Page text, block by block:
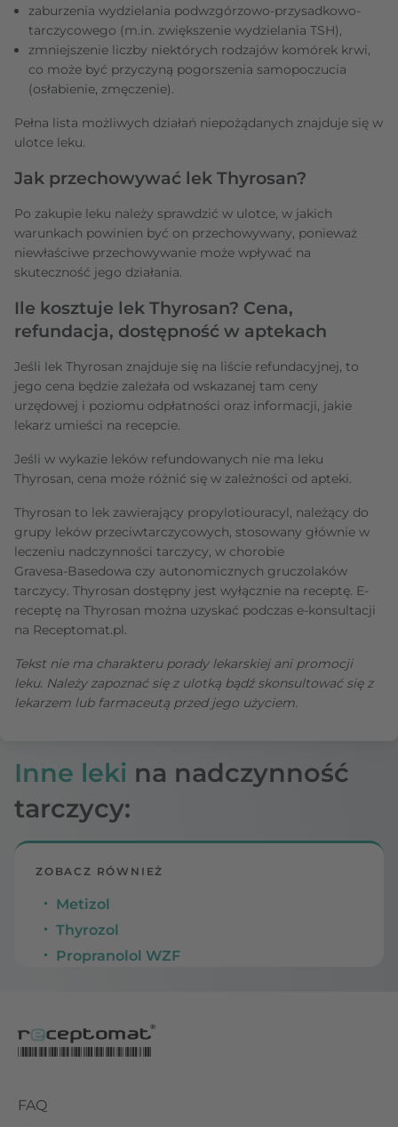
zaburzenia wydzielania podwzgórzowo-przysadkowo-
tarczycowego (m.in. zwiększenie wydzielania TSH),
zmniejszenie liczby niektórych rodzajów komórek krwi,
co może być przyczyną pogorszenia samopoczucia
(osłabienie, zmęczenie).
Pełna lista możliwych działań niepożądanych znajduje się w
ulotce leku.
Jak przechowywać lek Thyrosan?
Po zakupie leku należy sprawdzić w ulotce, w jakich
warunkach powinien być on przechowywany, ponieważ
niewłaściwe przechowywanie może wpływać na
skuteczność jego działania.
Ile kosztuje lek Thyrosan? Cena,
refundacja, dostępność w aptekach
Jeśli lek Thyrosan znajduje się na liście refundacyjnej, to
jego cena będzie zależała od wskazanej tam ceny
urzędowej i poziomu odpłatności oraz informacji, jakie
lekarz umieści na recepcie.
Jeśli w wykazie leków refundowanych nie ma leku
Thyrosan, cena może różnić się w zależności od apteki.
Thyrosan to lek zawierający propylotiouracyl, należący do
grupy leków przeciwtarczycowych, stosowany głównie w
leczeniu nadczynności tarczycy, w chorobie
Gravesa‑Basedowa czy autonomicznych gruczolaków
tarczycy. Thyrosan dostępny jest wyłącznie na receptę. E-
receptę na Thyrosan można uzyskać podczas e-konsultacji
na Receptomat.pl.
Tekst nie ma charakteru porady lekarskiej ani promocji
leku. Należy zapoznać się z ulotką bądź skonsultować się z
lekarzem lub farmaceutą przed jego użyciem.
Inne leki na nadczynność
tarczycy:
ZOBACZ RÓWNIEŻ
Metizol
Thyrozol
Propranolol WZF
FAQ